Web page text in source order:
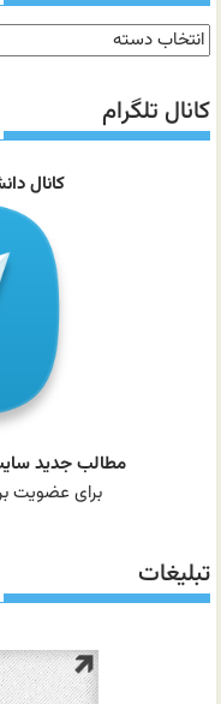
دسته‌بندی
مطالب
سایت
کانال تلگرام
کانال
مطالب جدید
برای عضویت
تبلیغات